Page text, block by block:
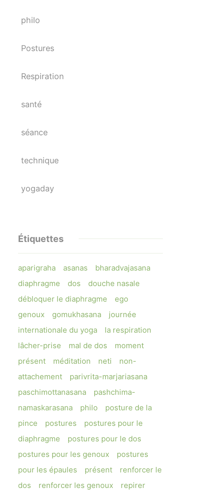
philo
Postures
Respiration
santé
séance
technique
yogaday
Étiquettes
aparigraha asanas
bharadvajasana
diaphragme
dos
douche nasale
débloquer le diaphragme
ego
genoux
gomukhasana
journée
internationale du yoga
la respiration
lâcher-prise
mal de dos
moment
présent
méditation neti
non-
attachement
parivrita-marjariasana
paschimottanasana
pashchima-
namaskarasana
philo
posture de la
pince
postures
postures pour le
diaphragme
postures pour le dos
postures pour les genoux
postures
pour les épaules
présent
renforcer le
dos
renforcer les genoux
repirer